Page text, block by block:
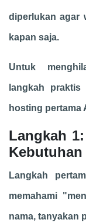
diperlukan agar
kapan saja.
Untuk
langkah
hosting pertama
Langkah
Langkah
memahami
nama, tanyakan